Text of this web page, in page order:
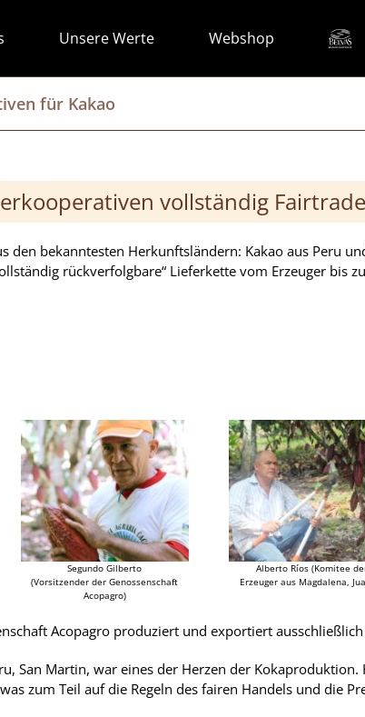
Unsere Werte Webshop
für Kakao
vollständig
den bekanntesten Herkunftsländern: Kakao aus Peru
rückverfolgbare“ Lieferkette vom Erzeuger bis
Segundo Gilberto
(Vorsitzender der Genossenschaft
Acopagro)
Alberto Ríos (Komitee
Erzeuger aus Magdalena,
Acopagro produziert und exportiert
San Martin, war eines der Herzen der
zum Teil auf die Regeln des fairen Handels und die